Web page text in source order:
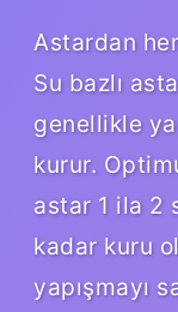
Astardan
Su bazlı
genellikle
kurur.
astar 1 ila 2
kadar kuru
yapışmayı